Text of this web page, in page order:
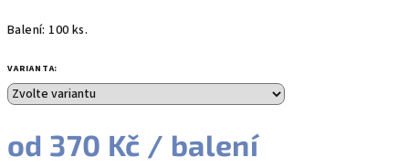
Balení: 100 ks.
VARIANTA:
od 370 Kč / balení